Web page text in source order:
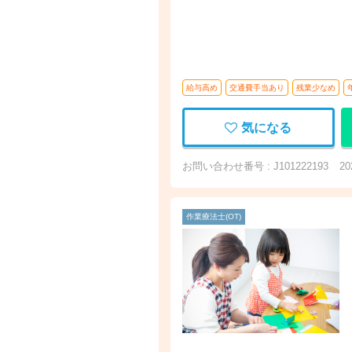
給与高め 交通費手当あり 残業少なめ
気になる
お問い合わせ番号 : J101222193
作業療法士(OT)